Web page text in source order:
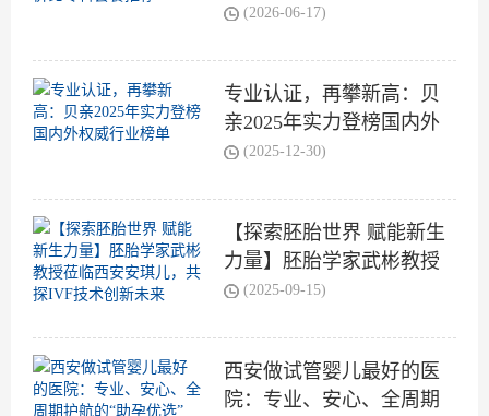
专科套餐推荐
(2026-06-17)
专业认证，再攀新高：贝
亲2025年实力登榜国内外
权威行业榜单
(2025-12-30)
【探索胚胎世界 赋能新生
力量】胚胎学家武彬教授
莅临西安安琪儿，共探IVF
(2025-09-15)
西安做试管婴儿最好的医
院：专业、安心、全周期